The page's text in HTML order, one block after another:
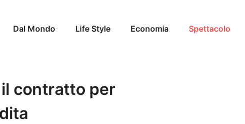
Dal Mondo Life Style Economia Spettacolo
contratto per